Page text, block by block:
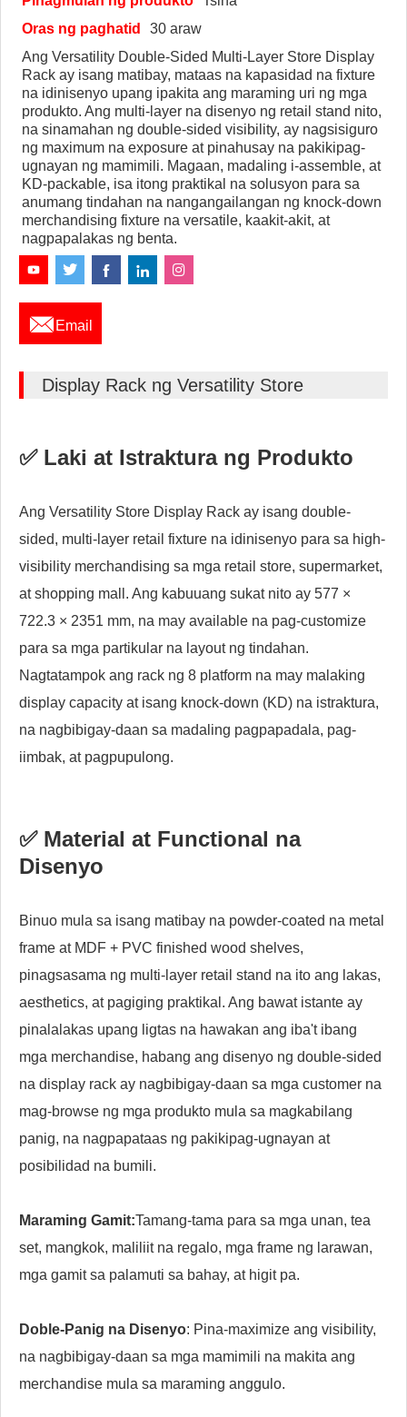
Oras ng paghatid
30 araw
Ang Versatility Double-Sided Multi-Layer Store Display
Rack ay isang matibay, mataas na kapasidad na fixture
na idinisenyo upang ipakita ang maraming uri ng mga
produkto. Ang multi-layer na disenyo ng retail stand nito,
na sinamahan ng double-sided visibility, ay nagsisiguro
ng maximum na exposure at pinahusay na pakikipag-
ugnayan ng mamimili. Magaan, madaling i-assemble, at
KD-packable, isa itong praktikal na solusyon para sa
anumang tindahan na nangangailangan ng knock-down
merchandising fixture na versatile, kaakit-akit, at
nagpapalakas ng benta.
 Email
Display Rack ng Versatility Store
✅ Laki at Istraktura ng Produkto
Ang Versatility Store Display Rack ay isang double-
sided, multi-layer retail fixture na idinisenyo para sa high-
visibility merchandising sa mga retail store, supermarket,
at shopping mall. Ang kabuuang sukat nito ay 577 ×
722.3 × 2351 mm, na may available na pag-customize
para sa mga partikular na layout ng tindahan.
Nagtatampok ang rack ng 8 platform na may malaking
display capacity at isang knock-down (KD) na istraktura,
na nagbibigay-daan sa madaling pagpapadala, pag-
iimbak, at pagpupulong.
✅ Material at Functional na
Disenyo
Binuo mula sa isang matibay na powder-coated na metal
frame at MDF + PVC finished wood shelves,
pinagsasama ng multi-layer retail stand na ito ang lakas,
aesthetics, at pagiging praktikal. Ang bawat istante ay
pinalalakas upang ligtas na hawakan ang iba't ibang
mga merchandise, habang ang disenyo ng double-sided
na display rack ay nagbibigay-daan sa mga customer na
mag-browse ng mga produkto mula sa magkabilang
panig, na nagpapataas ng pakikipag-ugnayan at
posibilidad na bumili.
Maraming Gamit:Tamang-tama para sa mga unan, tea
set, mangkok, maliliit na regalo, mga frame ng larawan,
mga gamit sa palamuti sa bahay, at higit pa.
Doble-Panig na Disenyo: Pina-maximize ang visibility,
na nagbibigay-daan sa mga mamimili na makita ang
merchandise mula sa maraming anggulo.